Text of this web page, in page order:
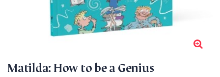
Matilda: How to be a Genius